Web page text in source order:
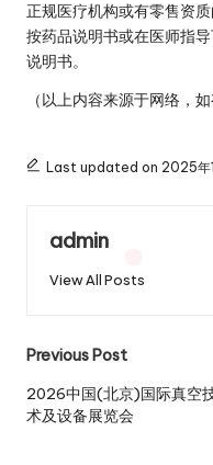
正规医疗机构或有零售资
按药品说明书或在医师指
说明书。
（以上内容来源于网络，
Last updated on 2025年
admin
View All Posts
Post
navigation
Previous Post
2026中国(北京)国际真空
术及设备展览会